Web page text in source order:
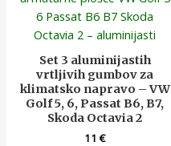
Set 3 aluminijastih
vrtljivih gumbov za
klimatsko napravo – VW
Golf 5, 6, Passat B6, B7,
Skoda Octavia 2
11€